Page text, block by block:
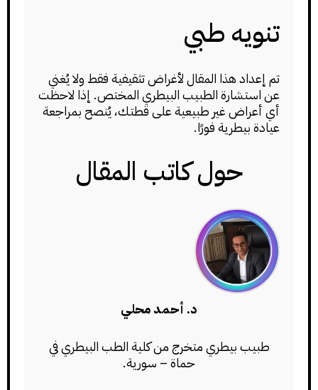
تنويه طبي
تم إعداد هذا المقال لأغراض تثقيفية فقط ولا يُغني
عن استشارة الطبيب البيطري المختص. إذا لاحظت
أي أعراض غير طبيعية على قطتك، يُنصح بمراجعة
عيادة بيطرية فورًا.
حول كاتب المقال
د. أحمد محلي
طبيب بيطري متخرج من كلية الطب البيطري في
حماة – سورية.